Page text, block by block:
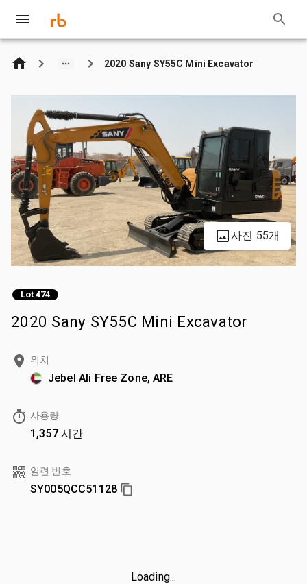
2020 Sany SY55C Mini Excavator
사진 55개
Lot 474
2020 Sany SY55C Mini Excavator
위치
Jebel Ali Free Zone, ARE
사용량
1,357 시간
일련 번호
SY005QCC51128
Loading...